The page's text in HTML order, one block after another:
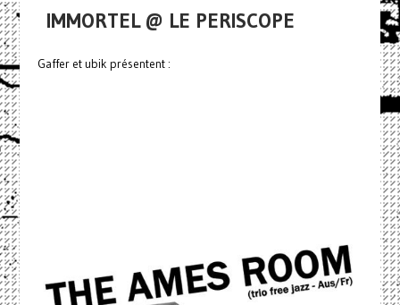
IMMORTEL @ LE PERISCOPE
Gaffer et ubik présentent :